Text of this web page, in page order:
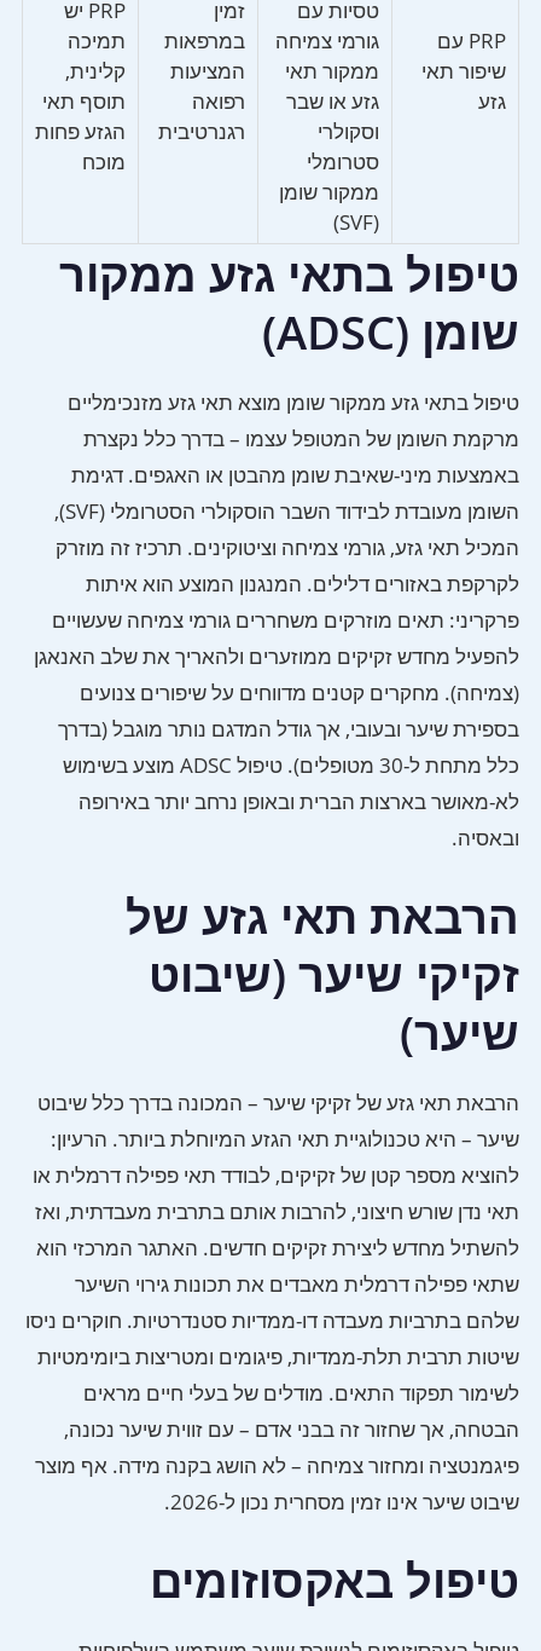
PRP עם
שיפור תאי
גזע
טסיות עם
גורמי צמיחה
ממקור תאי
גזע או שבר
וסקולרי
סטרומלי
ממקור שומן
(SVF)
זמין
במרפאות
המציעות
רפואה
רגנרטיבית
PRP יש
תמיכה
קלינית,
תוסף תאי
הגזע פחות
מוכח
טיפול בתאי גזע ממקור
שומן (ADSC)
טיפול בתאי גזע ממקור שומן מוצא תאי גזע מזנכימליים
מרקמת השומן של המטופל עצמו – בדרך כלל נקצרת
באמצעות מיני-שאיבת שומן מהבטן או האגפים. דגימת
השומן מעובדת לבידוד השבר הוסקולרי הסטרומלי (SVF),
המכיל תאי גזע, גורמי צמיחה וציטוקינים. תרכיז זה מוזרק
לקרקפת באזורים דלילים. המנגנון המוצע הוא איתות
פרקריני: תאים מוזרקים משחררים גורמי צמיחה שעשויים
להפעיל מחדש זקיקים ממוזערים ולהאריך את שלב האנאגן
(צמיחה). מחקרים קטנים מדווחים על שיפורים צנועים
בספירת שיער ובעובי, אך גודל המדגם נותר מוגבל (בדרך
כלל מתחת ל-30 מטופלים). טיפול ADSC מוצע בשימוש
לא-מאושר בארצות הברית ובאופן נרחב יותר באירופה
ובאסיה.
הרבאת תאי גזע של
זקיקי שיער (שיבוט
שיער)
הרבאת תאי גזע של זקיקי שיער – המכונה בדרך כלל שיבוט
שיער – היא טכנולוגיית תאי הגזע המיוחלת ביותר. הרעיון:
להוציא מספר קטן של זקיקים, לבודד תאי פפילה דרמלית או
תאי נדן שורש חיצוני, להרבות אותם בתרבית מעבדתית, ואז
להשתיל מחדש ליצירת זקיקים חדשים. האתגר המרכזי הוא
שתאי פפילה דרמלית מאבדים את תכונות גירוי השיער
שלהם בתרביות מעבדה דו-ממדיות סטנדרטיות. חוקרים ניסו
שיטות תרבית תלת-ממדיות, פיגומים ומטריצות ביומימטיות
לשימור תפקוד התאים. מודלים של בעלי חיים מראים
הבטחה, אך שחזור זה בבני אדם – עם זווית שיער נכונה,
פיגמנטציה ומחזור צמיחה – לא הושג בקנה מידה. אף מוצר
שיבוט שיער אינו זמין מסחרית נכון ל-2026.
טיפול באקסוזומים